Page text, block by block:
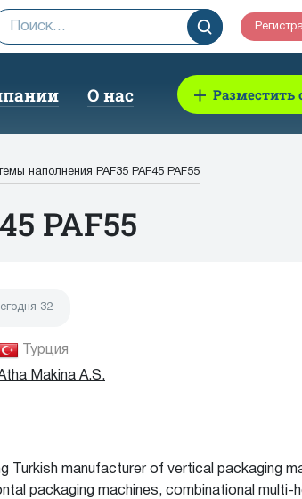
О нас Разместить
наполнения PAF35 PAF45 PAF55
PAF55
32
Турция
Makina A.S.
Turkish manufacturer of vertical packaging
packaging machines, combinational multi-